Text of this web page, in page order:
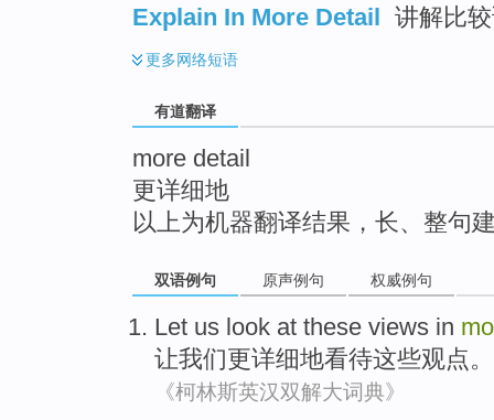
Explain In More Detail 讲解比
更多网络短语
有道翻译
more detail
更详细地
以上为机器翻译结果，长、整句
双语例句 原声例句 权威例句
Let us look at these views in
让我们更详细地看待这些观点。
《柯林斯英汉双解大词典》